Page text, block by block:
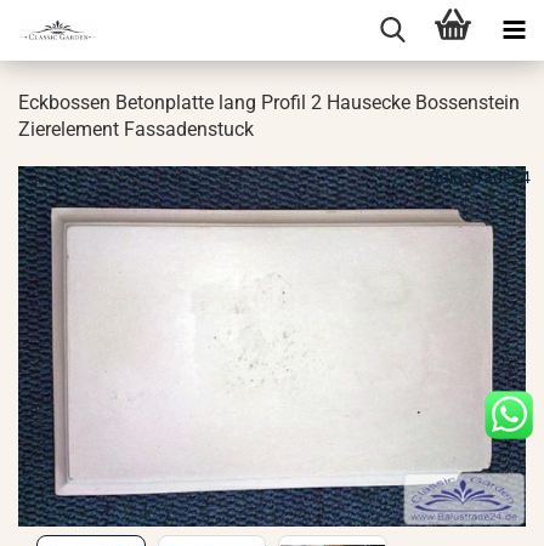
Eck­bos­sen Be­ton­plat­te lang Pro­fil 2 Haus­ecke Bos­sen­stein
Zier­ele­ment Fas­sa­den­stuck
Balustrade24